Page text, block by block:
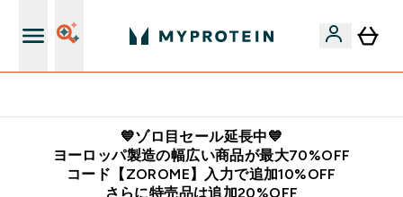
💙ゾロ目セール延長中💙
ヨーロッパ製造の幅広い商品が最大70%OFF
コード【ZOROME】入力で追加10%OFF
さらに特売品は追加20%OFF